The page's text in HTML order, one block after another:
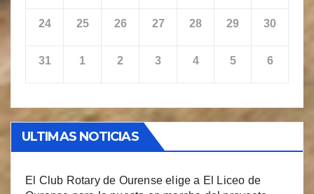
24 25 26 27 28 29 30
31 1 2 3 4 5 6
ULTIMAS NOTICIAS
El Club Rotary de Ourense elige a El Liceo de